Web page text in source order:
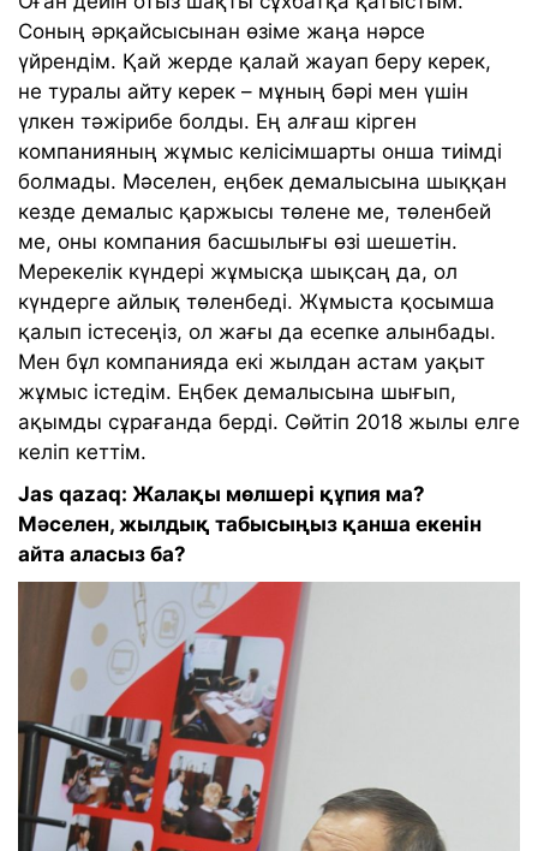
Соның әрқайсысынан өзіме жаңа нәрсе
үйрендім. Қай жерде қалай жауап беру керек,
не туралы айту керек – мұның бәрі мен үшін
үлкен тәжірибе болды. Ең алғаш кірген
компанияның жұмыс келісімшарты онша тиімді
болмады. Мәселен, еңбек демалысына шыққан
кезде демалыс қаржысы төлене ме, төленбей
ме, оны компания басшылығы өзі шешетін.
Мерекелік күндері жұмысқа шықсаң да, ол
күндерге айлық төленбеді. Жұмыста қосымша
қалып істесеңіз, ол жағы да есепке алынбады.
Мен бұл компанияда екі жылдан астам уақыт
жұмыс істедім. Еңбек демалысына шығып,
ақымды сұрағанда берді. Сөйтіп 2018 жылы елге
келіп кеттім.
Jas qazaq: Жалақы мөлшері құпия ма?
Мәселен, жылдық табысыңыз қанша екенін
айта аласыз ба?